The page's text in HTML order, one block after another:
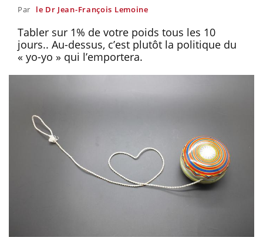
Par le Dr Jean-François Lemoine
Tabler sur 1% de votre poids tous les 10
jours.. Au-dessus, c’est plutôt la politique du
« yo-yo » qui l’emportera.